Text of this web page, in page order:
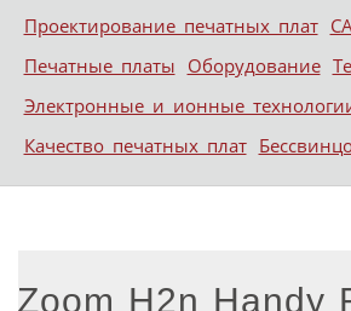
Проектирование печатных плат
Печатные платы Оборудование
Электронные и ионные
Качество печатных плат
Zoom H2n Handy